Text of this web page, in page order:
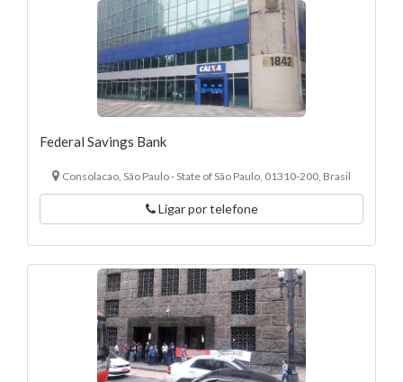
Federal Savings Bank
Consolacao, São Paulo - State of São Paulo, 01310-200, Brasil
Ligar por telefone